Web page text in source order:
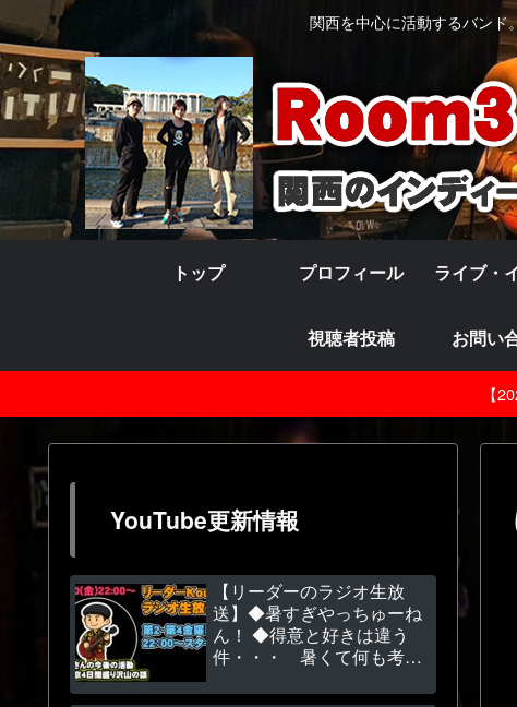
関西を中心に活動するバンド
トップ プロフィール ライブ・
視聴者投稿 お問い
【
YouTube更新情報
【リーダーのラジオ生放
送】◆暑すぎやっちゅーね
ん！ ◆得意と好きは違う
件・・・ 暑くて何も考え